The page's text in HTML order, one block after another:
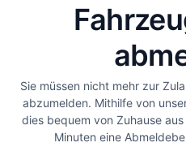
Sie müssen nicht mehr zur
abzumelden. Mithilfe von
dies bequem von Zuhause
Minuten eine